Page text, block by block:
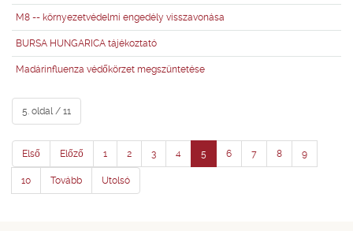
M8 -- környezetvédelmi engedély visszavonása
BURSA HUNGARICA tájékoztató
Madárinfluenza védőkörzet megszüntetése
5. oldal / 11
Első Előző 1 2 3 4 5 6 7 8 9
10 Tovább Utolsó